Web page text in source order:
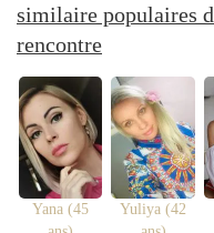
similaire populaires
rencontre
Yana (45
Yuliya (42